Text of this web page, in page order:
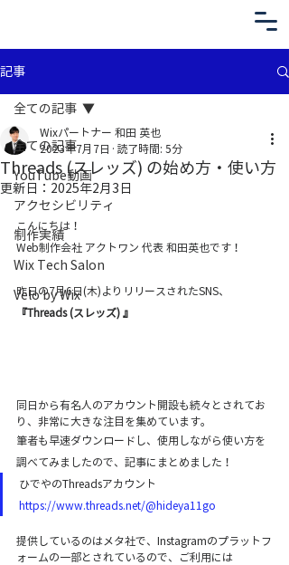
記事
全ての記事
YouTube動画
アクセシビリティ
制作実績
Wix Tech Salon
Velo by Wix
全ての記事
Threads (スレッズ) の始め方・使い方
Wixパートナー 和田 英也
2023年7月7日
読了時間: 5分
更新日： 2025年2月3日
こんにちは！
Web制作会社 アクトワン 代表 和田英也です！
昨日の7月6日(木)よりリリースされたSNS、
『Threads (スレッズ) 』
同日から有名人のアカウント開設も続々とされてお
り、非常に大きな注目を集めています。
筆者も早速ダウンロードし、使用しながら使い方を
調べてみましたので、記事にまとめました！
ひでやのThreadsアカウント
https://www.threads.net/@hideya11go
提供しているのはメタ社で、Instagramのプラットフ
ォームの一部とされているので、ご利用には